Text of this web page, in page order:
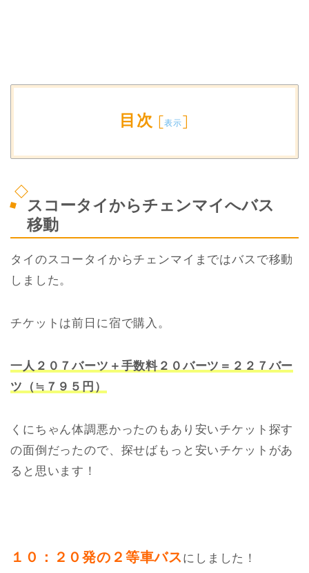
目次 [表示]
スコータイからチェンマイへバス
移動
タイのスコータイからチェンマイまではバスで移動
しました。
チケットは前日に宿で購入。
一人２０７バーツ＋手数料２０バーツ＝２２７バー
ツ（≒７９５円）
くにちゃん体調悪かったのもあり安いチケット探す
の面倒だったので、探せばもっと安いチケットがあ
ると思います！
１０：２０発の２等車バスにしました！